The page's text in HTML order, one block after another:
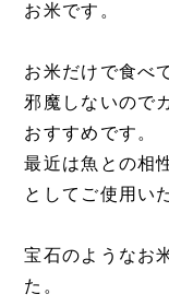
お米です。
お米だけで食べ
邪魔しないので
おすすめです。
最近は魚との相
としてご使用い
宝石のようなお
た。